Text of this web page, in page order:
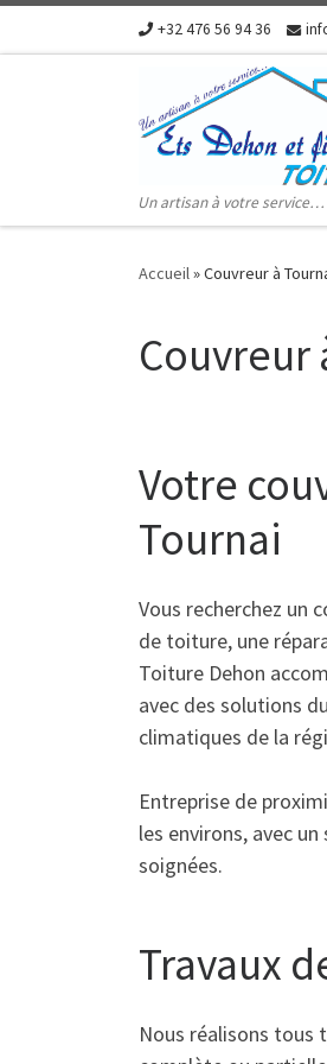
Skip to content +32 476 56 94 36
Un artisan à votre service…
Accueil»Couvreur à
Couvreur
Votre
Tournai
Vous recherchez un
de toiture, une
Toiture Dehon
avec des solutions
climatiques de la
Entreprise de
les environs, avec
soignées.
Travaux
Nous réalisons tous